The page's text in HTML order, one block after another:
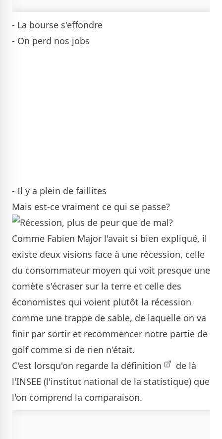
- La bourse s'effondre
- On perd nos jobs
- Il y a plein de faillites
Mais est-ce vraiment ce qui se passe?
Comme Fabien Major l'avait si bien expliqué, il
existe deux visions face à une récession, celle
du consommateur moyen qui voit presque une
comète s'écraser sur la terre et celle des
économistes qui voient plutôt la récession
comme une trappe de sable, de laquelle on va
finir par sortir et recommencer notre partie de
golf comme si de rien n'était.
C'est lorsqu'on regarde la définition
de là
l'INSEE (l'institut national de la statistique) que
l'on comprend la comparaison.